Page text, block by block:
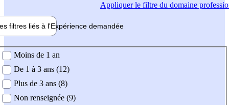
Appliquerle filtre du domaine
filtres liés à l'Expérience demandée
demandée
Moins de 1 an
De 1 à 3 ans (12)
Plus de 3 ans (8)
Non renseignée (9)